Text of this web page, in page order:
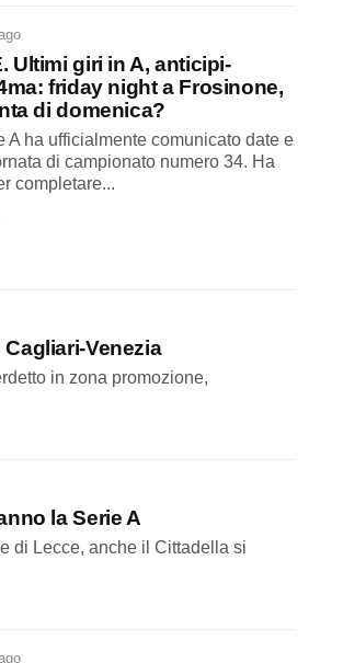
Ultimi giri in A, anticipi-
friday night a Frosinone,
di domenica?
A ha ufficialmente comunicato date e
di campionato numero 34. Ha
completare...
Venezia
in zona promozione,
la Serie A
di Lecce, anche il Cittadella si